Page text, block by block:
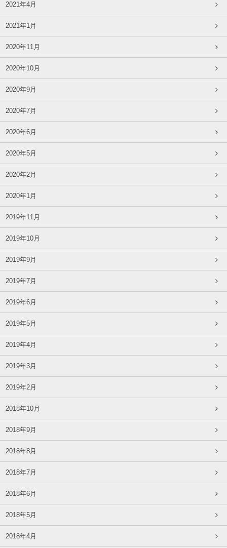
2021年4月
2021年1月
2020年11月
2020年10月
2020年9月
2020年7月
2020年6月
2020年5月
2020年2月
2020年1月
2019年11月
2019年10月
2019年9月
2019年7月
2019年6月
2019年5月
2019年4月
2019年3月
2019年2月
2018年10月
2018年9月
2018年8月
2018年7月
2018年6月
2018年5月
2018年4月